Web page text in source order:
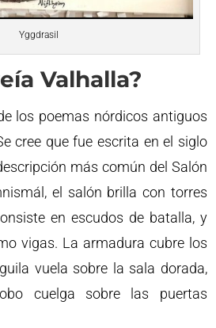
Yggdrasil
Valhalla?
los poemas nórdicos antiguos
cree que fue escrita en el siglo
más común del Salón
el salón brilla con torres
en escudos de batalla, y
vigas. La armadura cubre los
vuela sobre la sala dorada,
cuelga sobre las puertas